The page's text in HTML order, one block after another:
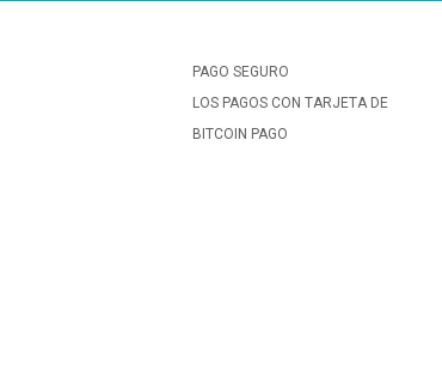
PAGO SEGURO
LOS PAGOS CON TARJETA DE
BITCOIN PAGO